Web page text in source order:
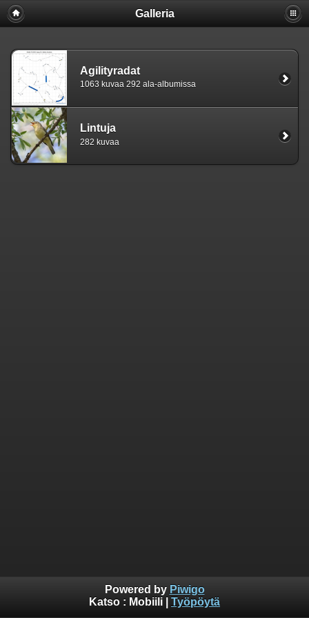
Galleria
Agilityradat
1063 kuvaa 292 ala-albumissa
Lintuja
282 kuvaa
Powered by Piwigo
Katso : Mobiili Työpöytä